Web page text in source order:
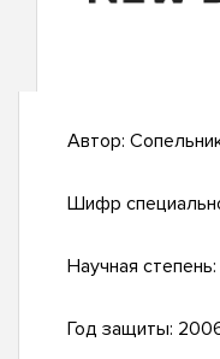
Автор:
Шифр
Научная степень:
Год защиты: